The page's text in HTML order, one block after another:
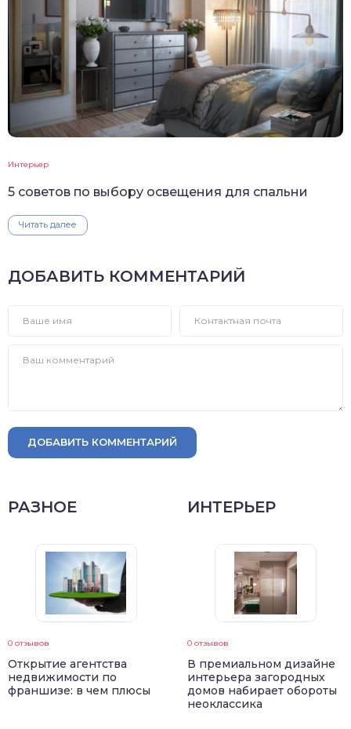
Интерьер
5 советов по выбору освещения для спальни
Читать далее
ДОБАВИТЬ КОММЕНТАРИЙ
ДОБАВИТЬ КОММЕНТАРИЙ
РАЗНОЕ
0 отзывов
Открытие агентства
недвижимости по
франшизе: в чем плюсы
ИНТЕРЬЕР
0 отзывов
В премиальном дизайне
интерьера загородных
домов набирает обороты
неоклассика